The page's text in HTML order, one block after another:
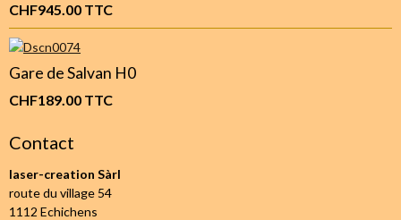
CHF945.00 TTC
Gare de Salvan H0
CHF189.00 TTC
Contact
laser-creation Sàrl
route du village 54
1112 Echichens